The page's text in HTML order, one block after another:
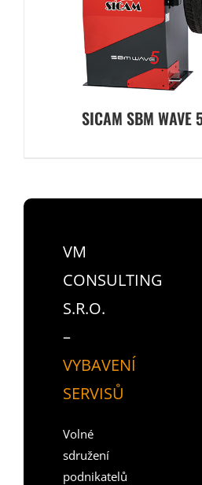
SICAM SBM WAVE
VM
CONSULTING
S.R.O.
–
VYBAVENÍ
SERVISŮ
Volné
sdružení
podnikatelů